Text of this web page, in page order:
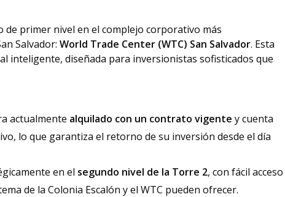
primer nivel en el complejo corporativo más
Salvador: World Trade Center (WTC) San Salvador. Esta
inteligente, diseñada para inversionistas sofisticados que
actualmente alquilado con un contrato vigente y cuenta
lo que garantiza el retorno de su inversión desde el día
en el segundo nivel de la Torre 2, con fácil acceso
de la Colonia Escalón y el WTC pueden ofrecer.